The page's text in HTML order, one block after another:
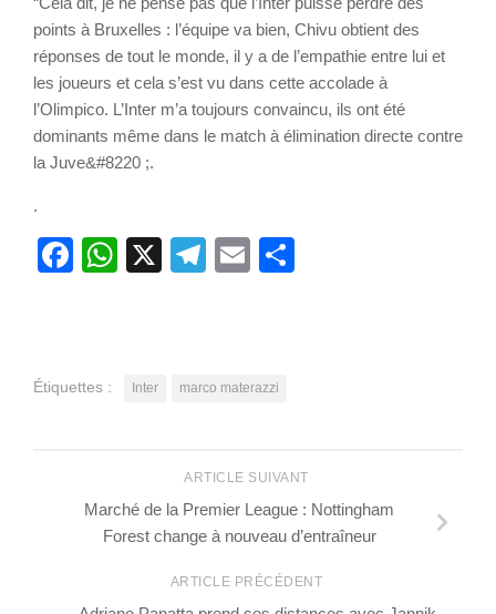
points à Bruxelles : l’équipe va bien, Chivu obtient des
réponses de tout le monde, il y a de l’empathie entre lui et
les joueurs et cela s’est vu dans cette accolade à
l’Olimpico. L’Inter m’a toujours convaincu, ils ont été
dominants même dans le match à élimination directe contre
la Juve&#8220 ;.
.
Facebook
WhatsApp
X Telegram
Email
Étiquettes : Inter marco materazzi
ARTICLE SUIVANT
Marché de la Premier League : Nottingham
Forest change à nouveau d’entraîneur
ARTICLE PRÉCÉDENT